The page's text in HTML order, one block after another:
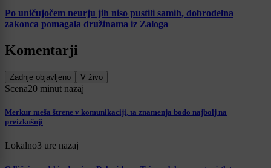
Po uničujočem neurju jih niso pustili samih, dobrodelna
zakonca pomagala družinama iz Zaloga
Komentarji
Zadnje objavljeno V živo
Scena20 minut nazaj
Merkur meša štrene v komunikaciji, ta znamenja bodo najbolj na
preizkušnji
Lokalno3 ure nazaj